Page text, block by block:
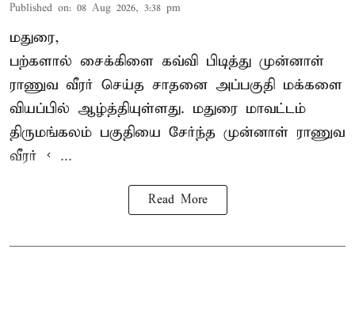
Published on: 08 Aug 2026, 3:38 pm
மதுரை,
பற்களால் சைக்கிளை கவ்வி பிடித்து முன்னாள்
ராணுவ வீரர் செய்த சாதனை அப்பகுதி மக்களை
வியப்பில் ஆழ்த்தியுள்ளது. மதுரை மாவட்டம்
திருமங்கலம் பகுதியை சேர்ந்த முன்னாள் ராணுவ
வீரர் < ...
Read More